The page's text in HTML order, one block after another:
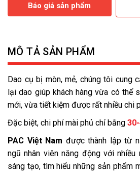
Báo giá sản phẩm
MÔ TẢ SẢN PHẨM
Dao cụ bị mòn, mẻ, chúng tôi cung
lại dao giúp khách hàng vừa có thể
mới, vừa tiết kiệm được rất nhiều chi
Đặc biệt, chi phí mài phủ chỉ bằng
PAC Việt Nam được thành lập từ
ngũ nhân viên năng động với nhiều
sáng tạo, tìm hiểu những sản phẩm